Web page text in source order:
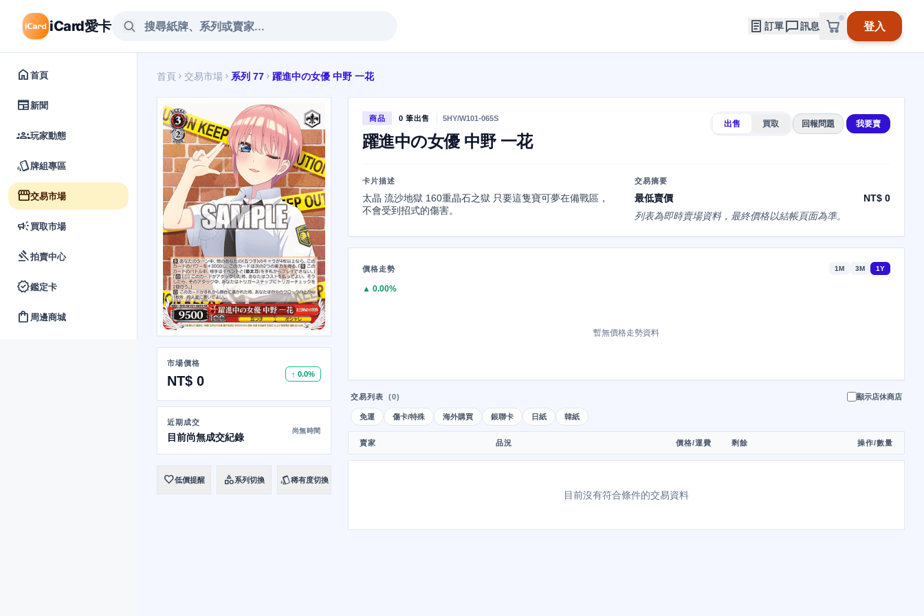
iCard愛卡 訂單 訊息 登入
home首頁
newspaper新聞
groups玩家動態
style牌組專區
storefront交易市場
campaign買取市場
gavel拍賣中心
verified鑑定卡
shopping_bag 周邊商城
首頁 chevron_right 交易市場 chevron_right 系列 77 chevron_right 躍進中の女優 中野 一花
市場價格
NT$ 0 ↑ 0.0%
近期成交
目前尚無成交紀錄
尚無時間
favorite低價提醒 category系列切換 style稀有度切換
商品 0 筆出售 5HY/W101-065S
躍進中の女優 中野 一花
出售 買取 回報問題 我要賣
卡片描述
太晶 流沙地獄 160重晶石之獄 只要這隻寶可夢在備戰區，
不會受到招式的傷害。
交易摘要
最低賣價
NT$ 0
列表為即時賣場資料，最終價格以結帳頁面為準。
價格走勢 1M 3M 1Y
▲ 0.00%
暫無價格走勢資料
交易列表 (0) 顯示店休商店
免運 傷卡/特殊 海外購買 銀聯卡 日紙 韓紙
賣家 品況 價格/運費 剩餘 操作/數量
目前沒有符合條件的交易資料